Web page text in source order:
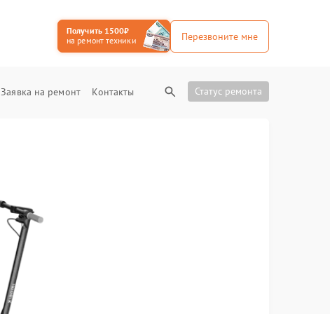
Получить 1500₽
на ремонт техники
Перезвоните мне
Заявка на ремонт Контакты Статус ремонта